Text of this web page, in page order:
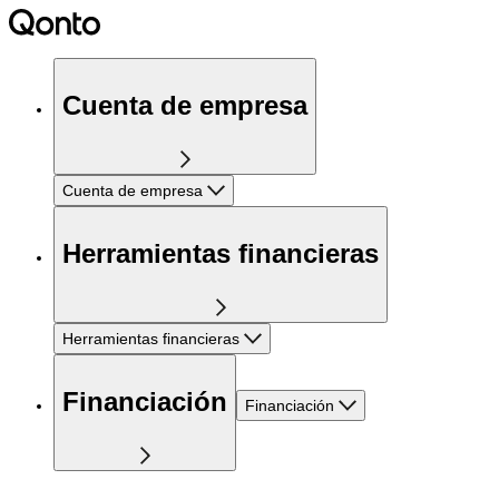
Cuenta de empresa
Cuenta de empresa
Herramientas financieras
Herramientas financieras
Financiación Financiación